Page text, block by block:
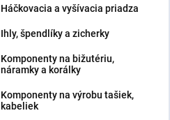
Háčkovacia a vyšívacia priadza
Ihly, špendlíky a zicherky
Komponenty na bižutériu,
náramky a korálky
Komponenty na výrobu tašiek,
kabeliek